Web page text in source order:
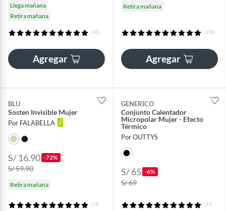
Llega mañana
Retira mañana
(43)
Agregar
Retira mañana
(218)
Agregar
BLU
Sosten Invisible Mujer
Por FALABELLA
S/ 16.90 -72%
S/ 59.90
Retira mañana
(12)
GENERICO
Conjunto Calentador
Micropolar Mujer - Efecto
Térmico
Por OUTTYS
S/ 65 -6%
S/ 69
(11)